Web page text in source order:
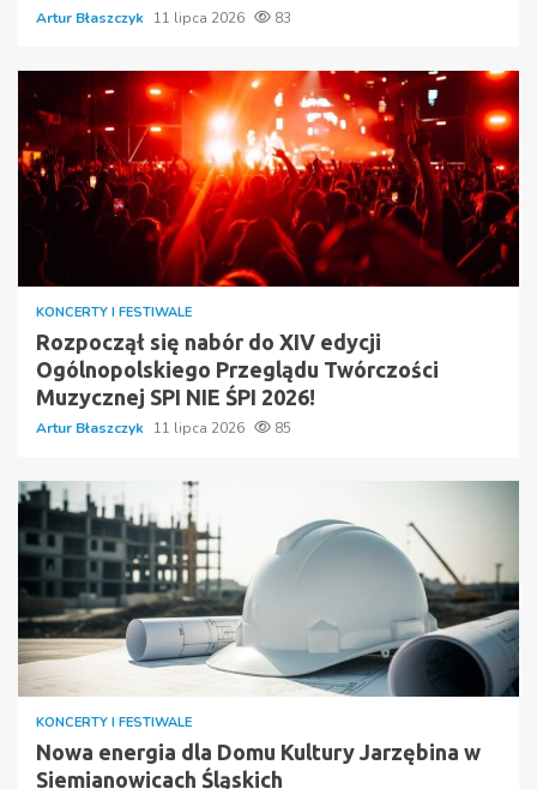
Artur Błaszczyk 11 lipca 2026 83
KONCERTY I FESTIWALE
Rozpoczął się nabór do XIV edycji
Ogólnopolskiego Przeglądu Twórczości
Muzycznej SPI NIE ŚPI 2026!
Artur Błaszczyk 11 lipca 2026 85
KONCERTY I FESTIWALE
Nowa energia dla Domu Kultury Jarzębina w
Siemianowicach Śląskich